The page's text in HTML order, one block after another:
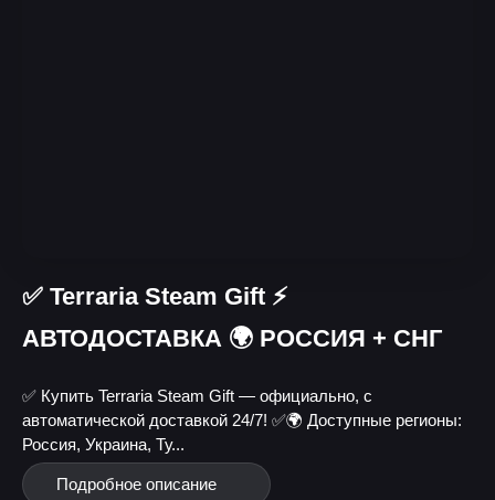
✅ Terraria Steam Gift ⚡
АВТОДОСТАВКА 🌍 РОССИЯ + СНГ
✅ Купить Terraria Steam Gift — официально, с
автоматической доставкой 24/7! ✅🌍 Доступные регионы:
Россия, Украина, Ту...
Подробное описание